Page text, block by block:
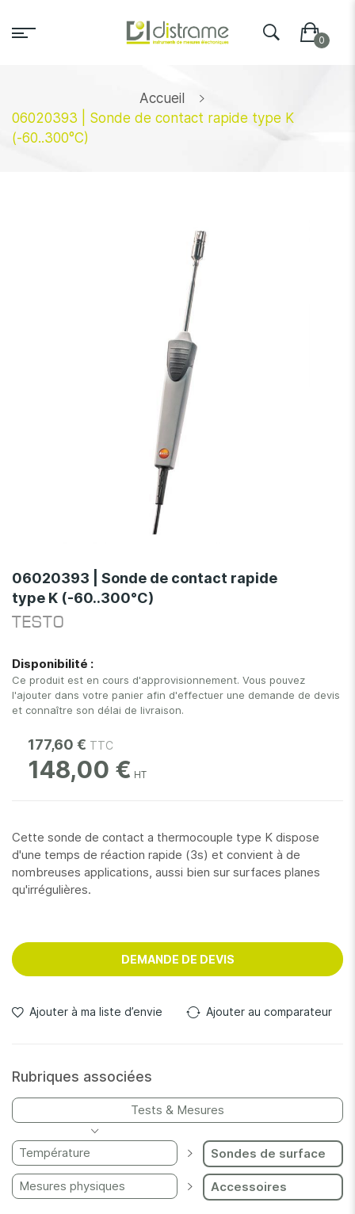
Accueil
06020393 | Sonde de contact rapide type K
(-60..300°C)
to
the
beginning
of
images
gallery
06020393 | Sonde de contact rapide
type K (-60..300°C)
TESTO
Disponibilité :
Ce produit est en cours d'approvisionnement. Vous pouvez
l'ajouter dans votre panier afin d'effectuer une demande de devis
et connaître son délai de livraison.
177,60 €
148,00 €
Cette sonde de contact a thermocouple type K dispose
d'une temps de réaction rapide (3s) et convient à de
nombreuses applications, aussi bien sur surfaces planes
qu'irrégulières.
DEMANDE DE DEVIS
Ajouter à ma liste d’envie Ajouter au comparateur
Rubriques associées
Tests & Mesures
Température
Mesures physiques
Sondes de surface
Accessoires